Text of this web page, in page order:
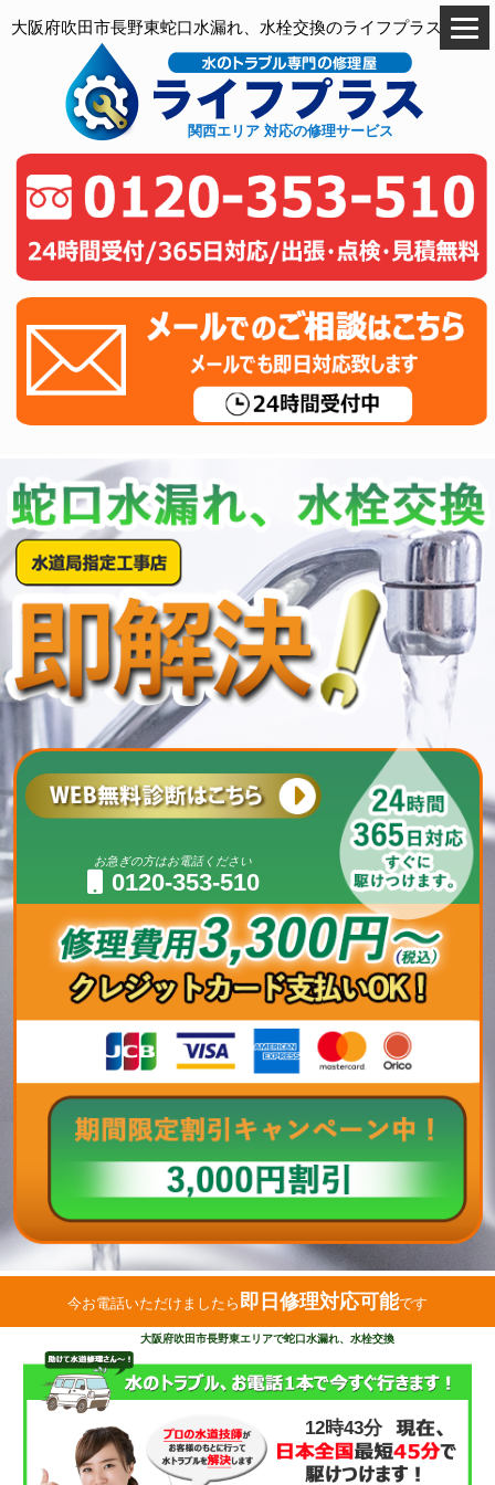
大阪府吹田市長野東蛇口水漏れ、水栓交換のライフプラス
関西エリア 対応の修理サービス
お急ぎの方はお電話ください
0120-353-510
今お電話いただけましたら 即日修理対応可能です
大阪府吹田市長野東エリアで蛇口水漏れ、水栓交換
12時43分